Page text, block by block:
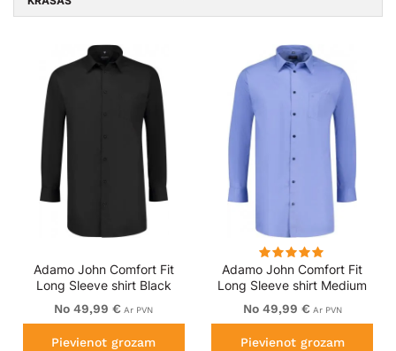
Adamo John Comfort Fit
Long Sleeve shirt Black
No 49,99 € Ar PVN
Pievienot grozam
Adamo John Comfort Fit
Long Sleeve shirt Medium
Blue
No 49,99 € Ar PVN
Pievienot grozam